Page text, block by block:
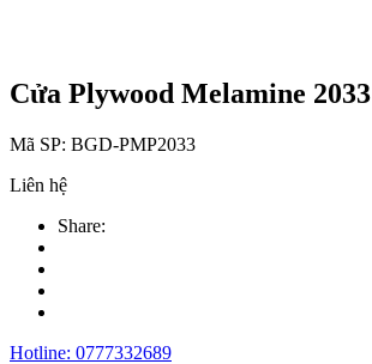
Cửa Plywood Melamine 2033
Mã SP: BGD-PMP2033
Liên hệ
Share:
Hotline: 0777332689